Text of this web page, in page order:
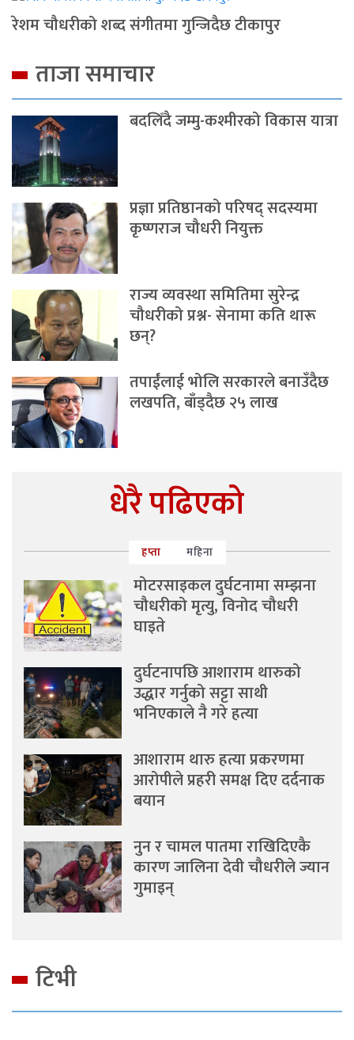
रेशम चौधरीको शब्द संगीतमा गुन्जिदैछ टीकापुर
ताजा समाचार
बदलिँदै जम्मु-कश्मीरको विकास यात्रा
प्रज्ञा प्रतिष्ठानको परिषद् सदस्यमा
कृष्णराज चौधरी नियुक्त
राज्य व्यवस्था समितिमा सुरेन्द्र
चौधरीको प्रश्न- सेनामा कति थारू
छन्?
तपाईंलाई भोलि सरकारले बनाउँदैछ
लखपति, बाँड्दैछ २५ लाख
धेरै पढिएको
हप्ता महिना
मोटरसाइकल दुर्घटनामा सम्झना
चौधरीको मृत्यु, विनोद चौधरी
घाइते
दुर्घटनापछि आशाराम थारुको
उद्धार गर्नुको सट्टा साथी
भनिएकाले नै गरे हत्या
आशाराम थारु हत्या प्रकरणमा
आरोपीले प्रहरी समक्ष दिए दर्दनाक
बयान
नुन र चामल पातमा राखिदिएकै
कारण जालिना देवी चौधरीले ज्यान
गुमाइन्
टिभी